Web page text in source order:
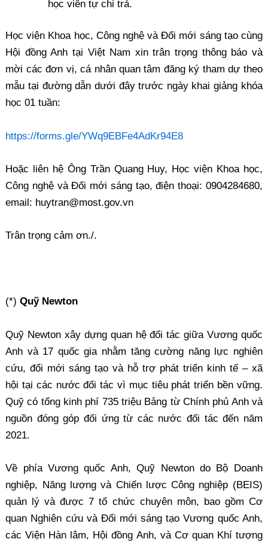
học viên tự chi trả.
Học viện Khoa học, Công nghệ và Đổi mới sáng tạo cùng
Hội đồng Anh tại Việt Nam xin trân trọng thông báo và
mời các đơn vị, cá nhân quan tâm đăng ký tham dự theo
mẫu tại đường dẫn dưới đây trước ngày khai giảng khóa
học 01 tuần:
https://forms.gle/YWq9EBFe4AdKr94E8
Hoặc liên hệ Ông Trần Quang Huy, Học viện Khoa học,
Công nghệ và Đổi mới sáng tạo, điện thoại: 0904284680,
email: huytran@most.gov.vn
Trân trọng cảm ơn./.
(*)Quỹ Newton
Quỹ Newton xây dựng quan hệ đối tác giữa Vương quốc
Anh và 17 quốc gia nhằm tăng cường năng lực nghiên
cứu, đổi mới sáng tạo và hỗ trợ phát triển kinh tế – xã
hội tại các nước đối tác vì mục tiêu phát triển bền vững.
Quỹ có tổng kinh phí 735 triệu Bảng từ Chính phủ Anh và
nguồn đóng góp đối ứng từ các nước đối tác đến năm
2021.
Về phía Vương quốc Anh, Quỹ Newton do Bộ Doanh
nghiệp, Năng lượng và Chiến lược Công nghiệp (BEIS)
quản lý và được 7 tổ chức chuyên môn, bao gồm Cơ
quan Nghiên cứu và Đổi mới sáng tạo Vương quốc Anh,
các Viện Hàn lâm, Hội đồng Anh, và Cơ quan Khí tượng